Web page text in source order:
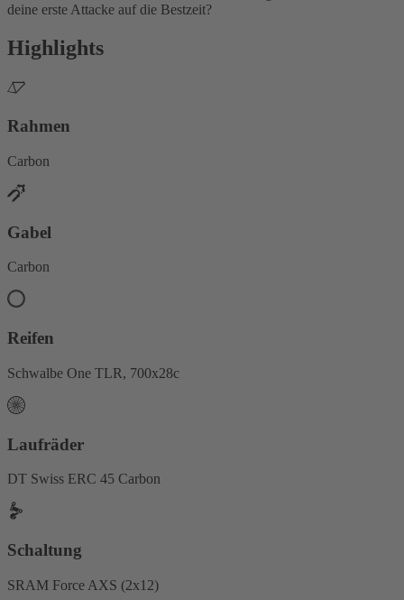
deine erste Attacke auf die Bestzeit?
Highlights
Rahmen
Carbon
Gabel
Carbon
Reifen
Schwalbe One TLR, 700x28c
Laufräder
DT Swiss ERC 45 Carbon
Schaltung
SRAM Force AXS (2x12)